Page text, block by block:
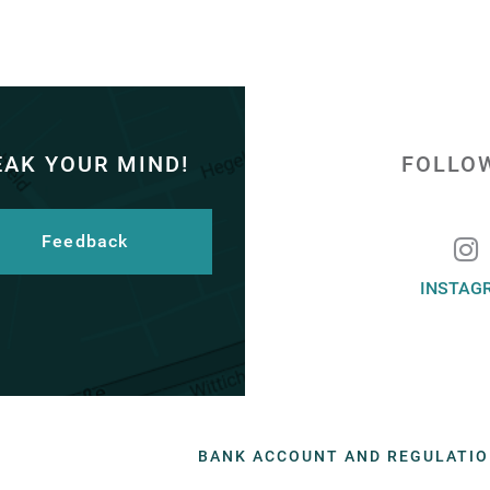
YOUR MIND!
Feedback
BANK ACCOUNT AND